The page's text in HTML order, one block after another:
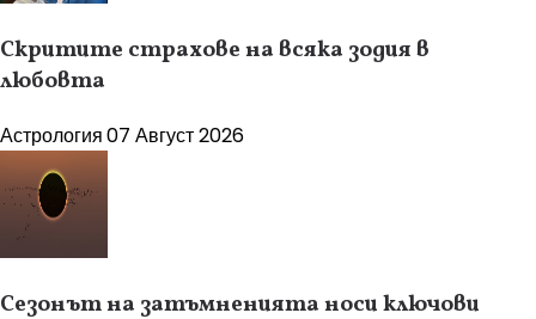
Скритите страхове на всяка зодия в
любовта
Астрология07 Август 2026
Сезонът на затъмненията носи ключови